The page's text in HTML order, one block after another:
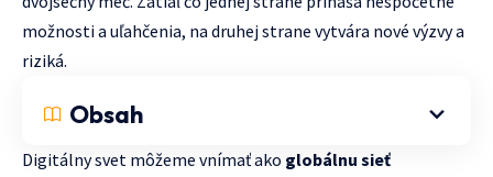
možnosti a uľahčenia, na druhej strane vytvára nové výzvy a
riziká.
Obsah
Digitálny svet môžeme vnímať ako globálnu sieť